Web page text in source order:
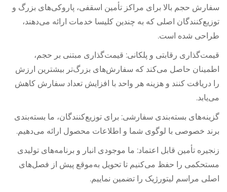
سفارش حجم بالا برای مراکز تأمین اسقفی، پاروکی‌های بزرگ و
توزیع‌کنندگان اصلی که به چندین کلیسا خدمات ارائه می‌دهند،
طراحی شده است.
قیمت‌گذاری رقابتی و پلکانی: قیمت‌گذاری مبتنی بر حجم،
اطمینان حاصل می‌کند که سفارش‌های بزرگ‌تر بیشترین ارزش
را دریافت کنند و هزینه هر واحد با افزایش تعداد سفارش کاهش
می‌یابد.
گزینه‌های بسته‌بندی سفارشی: برای توزیع‌کنندگان، ما بسته‌بندی
برند خصوصی با لوگوی شما و اطلاعات محصول ارائه می‌دهیم.
زنجیره تأمین قابل اعتماد: ما موجودی انبار و برنامه‌های تولیدی
مستحکمی را حفظ می‌کنیم تا تحویل به‌موقع پیش از فصل‌های
اصلی مراسم لیتورژیک را تضمین نماییم.